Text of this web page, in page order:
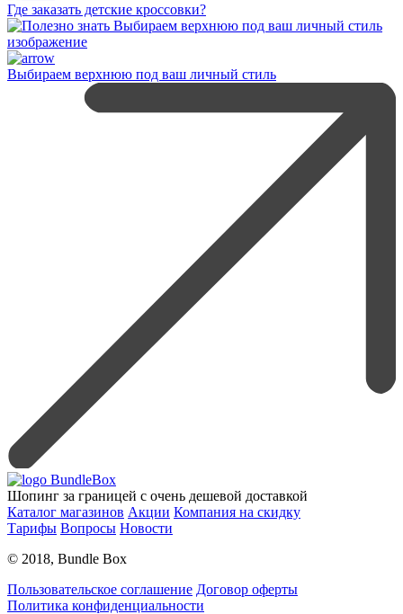
Где заказать детские кроссовки?
Выбираем верхнюю под ваш личный стиль
Шопинг за границей с очень дешевой доставкой
Каталог магазинов Акции Компания на скидку
Тарифы Вопросы Новости
© 2018, Bundle Box
Пользовательское соглашение Договор оферты
Политика конфиденциальности